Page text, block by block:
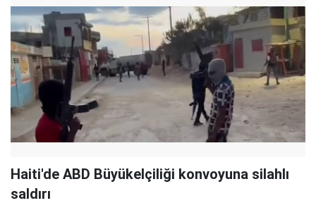
Haiti'de ABD Büyükelçiliği konvoyuna silahlı
saldırı